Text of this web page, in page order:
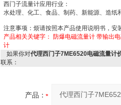
西门子流量计应用行业：
水处理、化工、食品、制药、新能源、造纸
注意事项：烦请按照本产品使用说明书，安
产品相关关键字： 防爆电磁流量计 带输出
计
如果你对代理西门子7ME6520电磁流量计
联系：
产品：